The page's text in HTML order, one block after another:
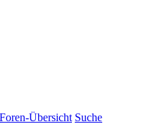
Foren-Übersicht Suche